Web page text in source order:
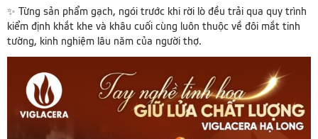
✨ Từng sản phẩm gạch, ngói trước khi rời lò đều trải qua quy trình
kiểm định khắt khe và khâu cuối cùng luôn thuộc về đôi mắt tinh
tường, kinh nghiệm lâu năm của người thợ.